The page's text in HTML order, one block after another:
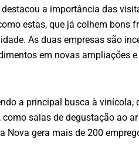
destacou a importância das
estas, que já colhem bons
As duas empresas são
em novas ampliações e
a principal busca à vinícola,
salas de degustação ao
Nova gera mais de 200